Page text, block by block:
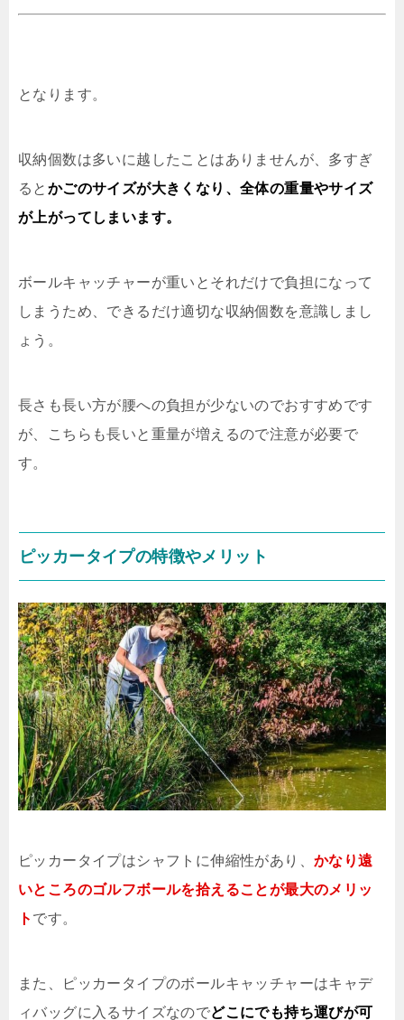
となります。
収納個数は多いに越したことはありませんが、多すぎ
ると かごのサイズが大きくなり、全体の重量やサイズ
が上がってしまいます。
ボールキャッチャーが重いとそれだけで負担になって
しまうため、できるだけ適切な収納個数を意識しまし
ょう。
長さも長い方が腰への負担が少ないのでおすすめです
が、こちらも長いと重量が増えるので注意が必要で
す。
ピッカータイプの特徴やメリット
ピッカータイプはシャフトに伸縮性があり、 かなり遠
いところのゴルフボールを拾えることが最大のメリッ
ト です。
また、ピッカータイプのボールキャッチャーはキャデ
ィバッグに入るサイズなのでどこにでも持ち運びが可